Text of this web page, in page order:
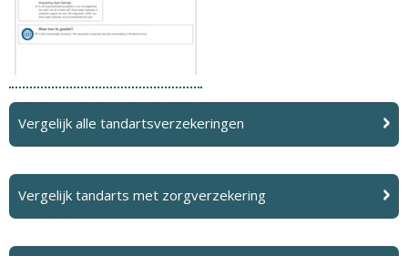
Vergelijk alle tandartsverzekeringen
Vergelijk tandarts met zorgverzekering